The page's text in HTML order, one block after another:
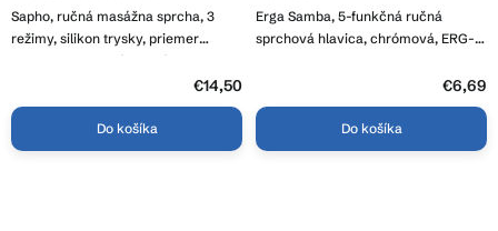
Sapho, ručná masážna sprcha, 3
režimy, silikon trysky, priemer
120mm, ABS, zlatá matná, SK879GBL
€14,50
Do košíka
Erga Samba, 5-funkčná ručná
sprchová hlavica, chrómová, ERG-
€6,69
Do košíka